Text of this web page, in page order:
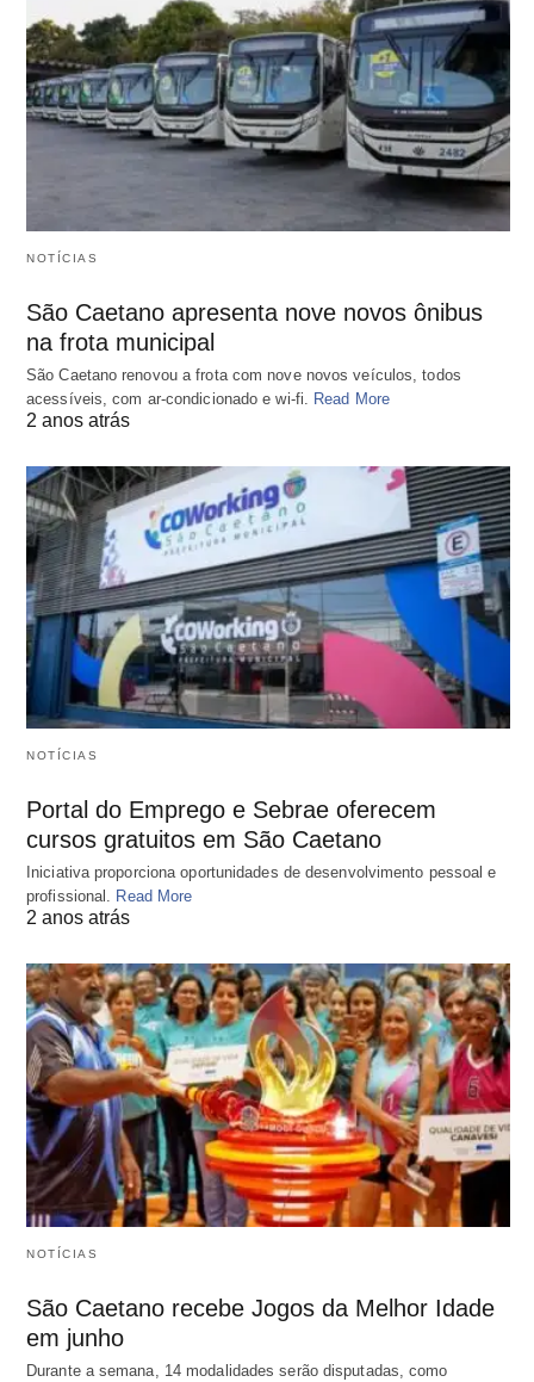
NOTÍCIAS
São Caetano apresenta nove novos ônibus
na frota municipal
São Caetano renovou a frota com nove novos veículos, todos
acessíveis, com ar-condicionado e wi-fi.
Read More
2 anos atrás
NOTÍCIAS
Portal do Emprego e Sebrae oferecem
cursos gratuitos em São Caetano
Iniciativa proporciona oportunidades de desenvolvimento pessoal e
profissional. Read More
2 anos atrás
NOTÍCIAS
São Caetano recebe Jogos da Melhor Idade
em junho
Durante a semana, 14 modalidades serão disputadas, como